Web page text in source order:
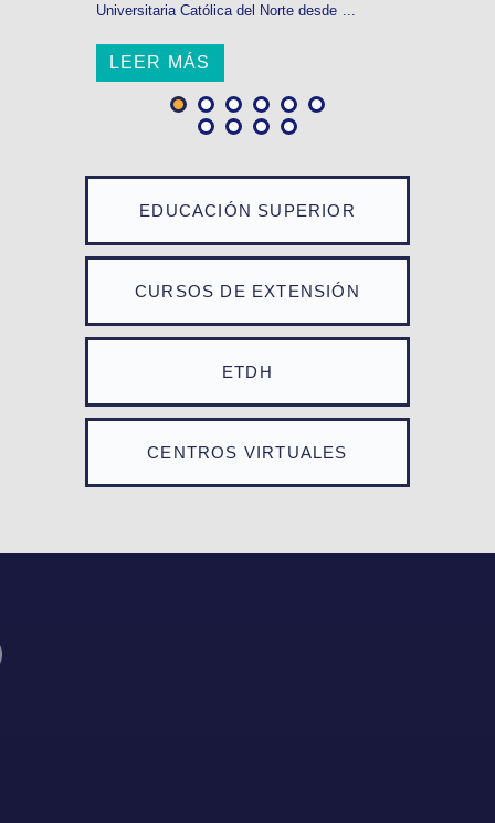
EDUCACIÓN SUPERIOR
CURSOS DE EXTENSIÓN
ETDH
CENTROS VIRTUALES
Universitaria Católica del Norte desde ...
LEER MÁS